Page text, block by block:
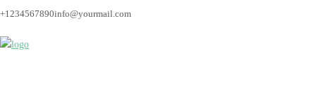
+1234567890info@yourmail.com